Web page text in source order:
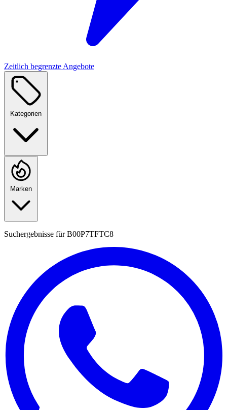
Zeitlich begrenzte Angebote
Kategorien
Marken
Suchergebnisse fürB00P7TFTC8